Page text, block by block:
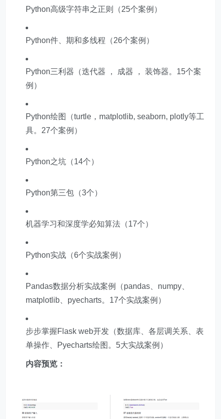
Python高级字符串之正则（25个案例）
Python件、期和多线程（26个案例）
Python三利器（迭代器 ， 成器 ， 装饰器。15个案
例）
Python绘图（turtle，matplotlib, seaborn, plotly等工
具。27个案例）
Python之坑（14个）
Python第三包（3个）
机器学习和深度学必知算法（17个）
Python实战（6个实战案例）
Pandas数据分析实战案例（pandas、numpy、
matplotlib、pyecharts。17个实战案例）
步步掌握Flask web开发（数据库、各层调关系、表
单操作、Pyecharts绘图。5大实战案例）
内容预览：